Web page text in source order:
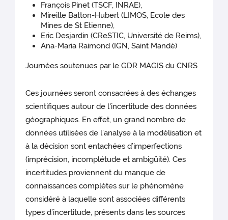
François Pinet (TSCF, INRAE),
Mireille Batton-Hubert (LIMOS, Ecole des
Mines de St Etienne),
Eric Desjardin (CReSTIC, Université de Reims),
Ana-Maria Raimond (IGN, Saint Mandé)
Journées soutenues par le GDR MAGIS du CNRS
Ces journées seront consacrées à des échanges
scientifiques autour de l'incertitude des données
géographiques. En effet, un grand nombre de
données utilisées de l’analyse à la modélisation et
à la décision sont entachées d’imperfections
(imprécision, incomplétude et ambigüité). Ces
incertitudes proviennent du manque de
connaissances complètes sur le phénomène
considéré à laquelle sont associées différents
types d’incertitude, présents dans les sources